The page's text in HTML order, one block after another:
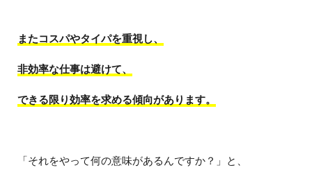
またコスパやタイパを重視し、
非効率な仕事は避けて、
できる限り効率を求める傾向があります。
「それをやって何の意味があるんですか？」と、